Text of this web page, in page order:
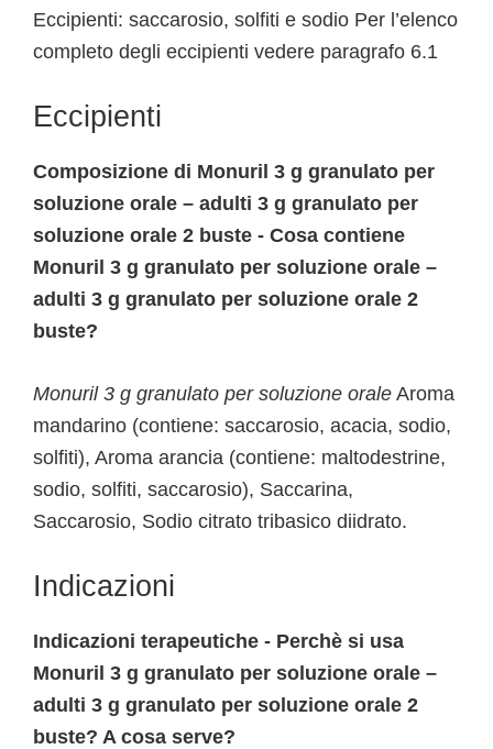
Eccipienti: saccarosio, solfiti e sodio Per l’elenco
completo degli eccipienti vedere paragrafo 6.1
Eccipienti
Composizione di Monuril 3 g granulato per
soluzione orale – adulti 3 g granulato per
soluzione orale 2 buste - Cosa contiene
Monuril 3 g granulato per soluzione orale –
adulti 3 g granulato per soluzione orale 2
buste?
Monuril 3 g granulato per soluzione orale Aroma
mandarino (contiene: saccarosio, acacia, sodio,
solfiti), Aroma arancia (contiene: maltodestrine,
sodio, solfiti, saccarosio), Saccarina,
Saccarosio, Sodio citrato tribasico diidrato.
Indicazioni
Indicazioni terapeutiche - Perchè si usa
Monuril 3 g granulato per soluzione orale –
adulti 3 g granulato per soluzione orale 2
buste? A cosa serve?